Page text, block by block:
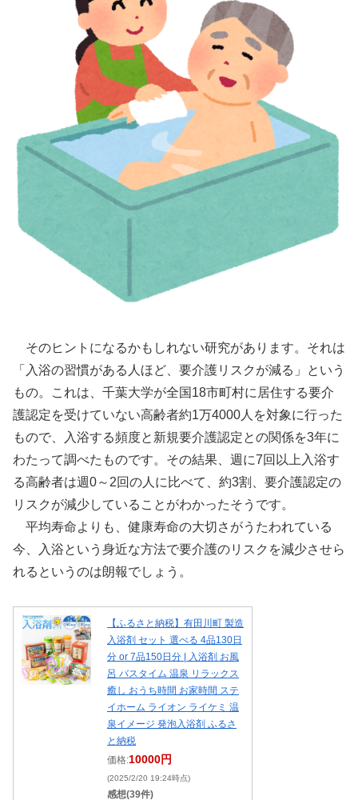
そのヒントになるかもしれない研究があります。それは
「入浴の習慣がある人ほど、要介護リスクが減る」という
もの。これは、千葉大学が全国18市町村に居住する要介
護認定を受けていない高齢者約1万4000人を対象に行った
もので、入浴する頻度と新規要介護認定との関係を3年に
わたって調べたものです。その結果、週に7回以上入浴す
る高齢者は週0～2回の人に比べて、約3割、要介護認定の
リスクが減少していることがわかったそうです。
平均寿命よりも、健康寿命の大切さがうたわれている
今、入浴という身近な方法で要介護のリスクを減少させら
れるというのは朗報でしょう。
【ふるさと納税】有田川町 製造
入浴剤 セット 選べる 4品130日
分 or 7品150日分 | 入浴剤 お風
呂 バスタイム 温泉 リラックス
癒し おうち時間 お家時間 ステ
イホーム ライオン ライケミ 温
泉イメージ 発泡入浴剤 ふるさ
と納税
価格:10000円
(2025/2/20 19:24時点)
感想(39件)